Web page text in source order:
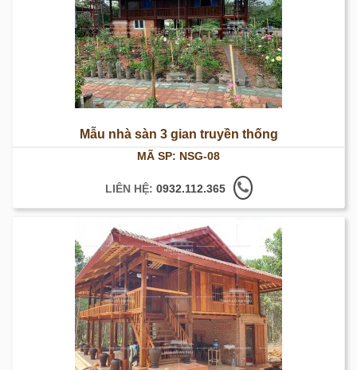
Mẫu nhà sàn 3 gian truyền thống
MÃ SP: NSG-08
LIÊN HỆ: 0932.112.365